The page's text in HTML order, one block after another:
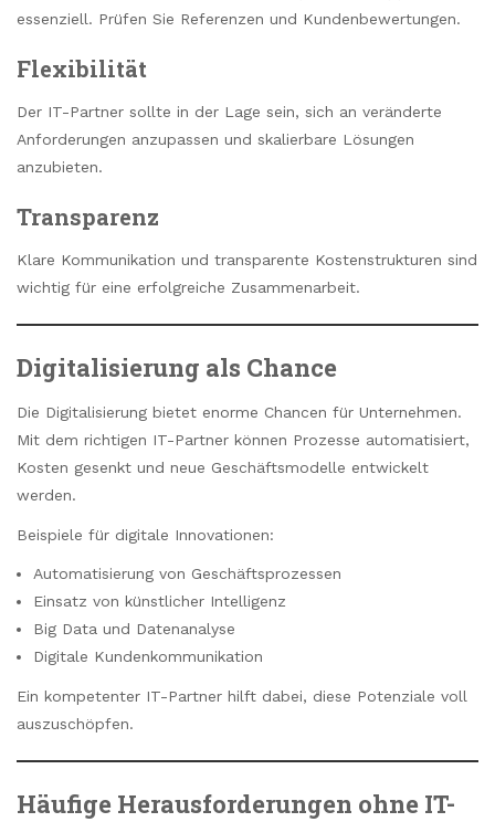
essenziell. Prüfen Sie Referenzen und Kundenbewertungen.
Flexibilität
Der IT-Partner sollte in der Lage sein, sich an veränderte
Anforderungen anzupassen und skalierbare Lösungen
anzubieten.
Transparenz
Klare Kommunikation und transparente Kostenstrukturen sind
wichtig für eine erfolgreiche Zusammenarbeit.
Digitalisierung als Chance
Die Digitalisierung bietet enorme Chancen für Unternehmen.
Mit dem richtigen IT-Partner können Prozesse automatisiert,
Kosten gesenkt und neue Geschäftsmodelle entwickelt
werden.
Beispiele für digitale Innovationen:
Automatisierung von Geschäftsprozessen
Einsatz von künstlicher Intelligenz
Big Data und Datenanalyse
Digitale Kundenkommunikation
Ein kompetenter IT-Partner hilft dabei, diese Potenziale voll
auszuschöpfen.
Häufige Herausforderungen ohne IT-